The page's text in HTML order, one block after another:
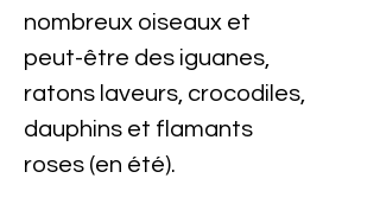
nombreux oiseaux et
peut-être des iguanes,
ratons laveurs, crocodiles,
dauphins et flamants
roses (en été).